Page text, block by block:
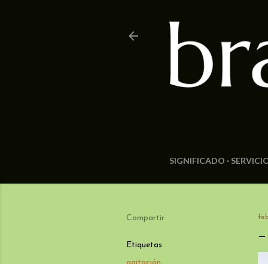
SIGNIFICADO
Compartir
Etiquetas